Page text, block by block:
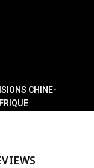
CHINE-